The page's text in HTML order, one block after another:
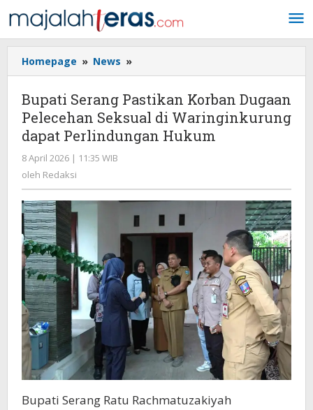
ke
konten
Homepage » News »
Serang
Pastikan
Korban
Dugaan
Pelecehan
dapat
Hukum
Bupati Serang Pastikan Korban Dugaan
Pelecehan Seksual di Waringinkurung
dapat Perlindungan Hukum
8 April 2026 | 11:35 WIB
oleh Redaksi
Bupati Serang Ratu Rachmatuzakiyah